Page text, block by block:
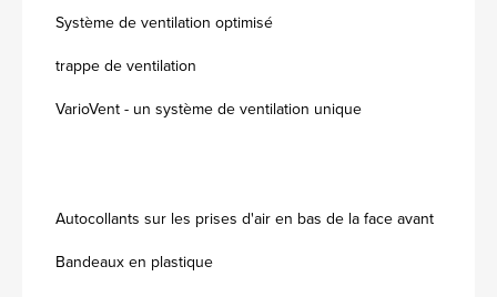
Système de ventilation optimisé
trappe de ventilation
VarioVent - un système de ventilation unique
Autocollants sur les prises d'air en bas de la face avant
Bandeaux en plastique